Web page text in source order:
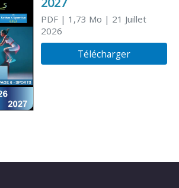
PDF| 1,73 Mo | 21 Juillet
2026
Télécharger